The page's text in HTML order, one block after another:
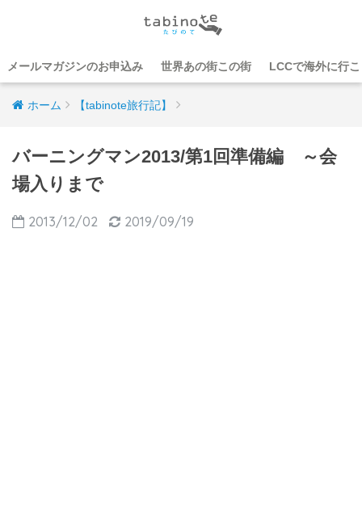
メールマガジンのお申込み 世界あの街この街 LCCで海外に行
ホーム 【tabinote旅行記】
バーニングマン2013/第1回準備編 ～会
場入りまで
2013/12/02 2019/09/19